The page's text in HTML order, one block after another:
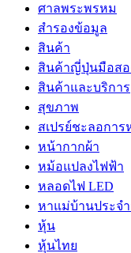
ศาลพระพรหม
สำรองข้อมูล
สินค้า
สินค้าญี่ปุ่นมือสอ
สินค้าและบริการ
สุขภาพ
สเปรย์ชะลอการ
หน้ากากผ้า
หม้อแปลงไฟฟ้า
หลอดไฟ LED
หาแม่บ้านประจ
หุ้น
หุ้นไทย